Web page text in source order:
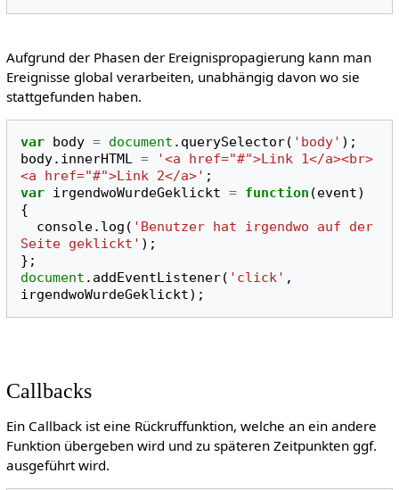
Aufgrund der Phasen der Ereignispropagierung kann man
Ereignisse global verarbeiten, unabhängig davon wo sie
stattgefunden haben.
var body = document . querySelector( 'body' );
body. innerHTML =
'<a href="#">Link 1</a><br>
<a href="#">Link 2</a>' ;
var irgendwoWurdeGeklickt = function (event)
{
console. log ( 'Benutzer hat irgendwo auf der
Seite geklickt' );
};
document . addEventListener( 'click' ,
irgendwoWurdeGeklickt);
Callbacks
Ein Callback ist eine Rückruffunktion, welche an ein andere
Funktion übergeben wird und zu späteren Zeitpunkten ggf.
ausgeführt wird.